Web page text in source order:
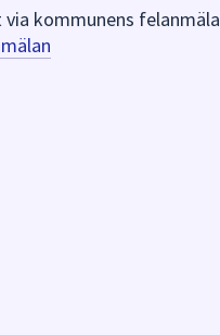
kommunens